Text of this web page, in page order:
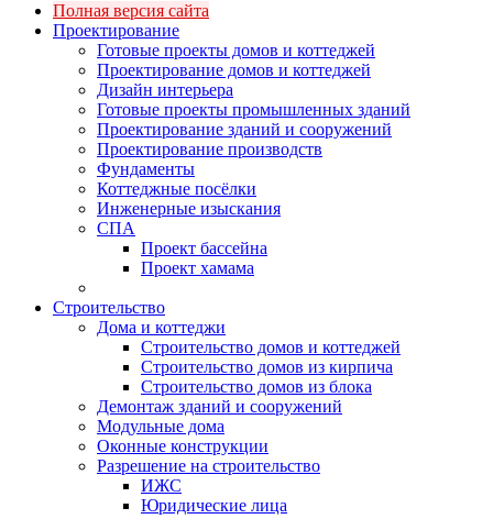
Полная версия сайта
Проектирование
Готовые проекты домов и коттеджей
Проектирование домов и коттеджей
Дизайн интерьера
Готовые проекты промышленных зданий
Проектирование зданий и сооружений
Проектирование производств
Фундаменты
Коттеджные посёлки
Инженерные изыскания
СПА
Проект бассейна
Проект хамама
Строительство
Дома и коттеджи
Строительство домов и коттеджей
Строительство домов из кирпича
Строительство домов из блока
Демонтаж зданий и сооружений
Модульные дома
Оконные конструкции
Разрешение на строительство
ИЖС
Юридические лица